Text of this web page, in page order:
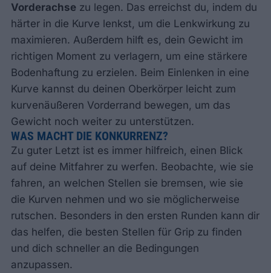
Vorderachsezu legen. Das erreichst du, indem du
härter in die Kurve lenkst, um die Lenkwirkung zu
maximieren. Außerdem hilft es, dein Gewicht im
richtigen Moment zu verlagern, um eine stärkere
Bodenhaftung zu erzielen. Beim Einlenken in eine
Kurve kannst du deinen Oberkörper leicht zum
kurvenäußeren Vorderrand bewegen, um das
Gewicht noch weiter zu unterstützen.
WAS MACHT DIE KONKURRENZ?
Zu guter Letzt ist es immer hilfreich, einen Blick
auf deine Mitfahrer zu werfen. Beobachte, wie sie
fahren, an welchen Stellen sie bremsen, wie sie
die Kurven nehmen und wo sie möglicherweise
rutschen. Besonders in den ersten Runden kann dir
das helfen, die besten Stellen für Grip zu finden
und dich schneller an die Bedingungen
anzupassen.